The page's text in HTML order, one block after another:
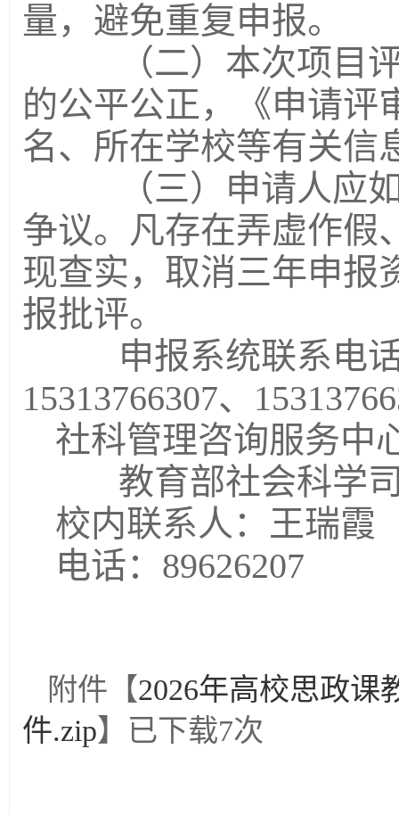
量，避免重复申报。
（二）本次项目评
的公平公正，《申请评
名、所在学校等有关信
（三）申请人应如
争议。凡存在弄虚作假
现查实，取消三年申报
报批评。
申报系统联系电话
15313766307、
社科管理咨询服务中
教育部社会科学司
校内联系人：王瑞霞
电话：89626207
附件【2026年高校思政课
件.zip】已下载7次